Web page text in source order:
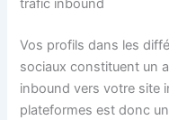
trafic inbound
Vos profils dans les
sociaux constituent un
inbound vers votre site
plateformes est donc